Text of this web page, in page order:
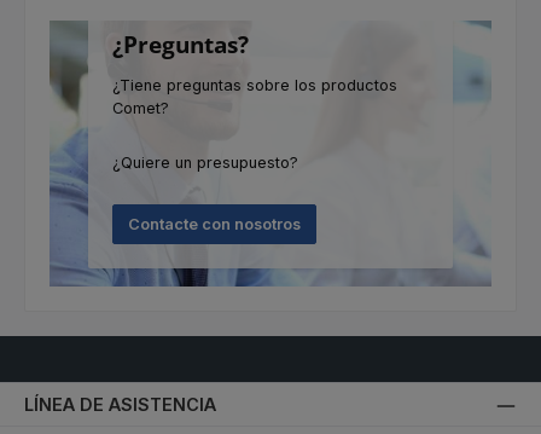
¿Preguntas?
¿Tiene preguntas sobre los productos
Comet?
¿Quiere un presupuesto?
Contacte con nosotros
LÍNEA DE ASISTENCIA